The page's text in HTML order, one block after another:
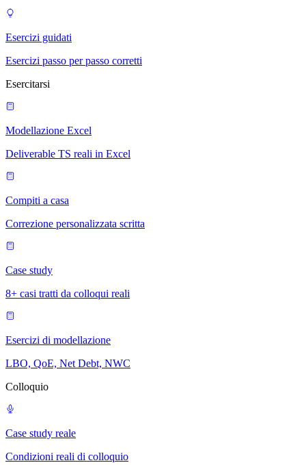
Esercizi guidati
Esercizi passo per passo corretti
Esercitarsi
Modellazione Excel
Deliverable TS reali in Excel
Compiti a casa
Correzione personalizzata scritta
Case study
8+ casi tratti da colloqui reali
Esercizi di modellazione
LBO, QoE, Net Debt, NWC
Colloquio
Case study reale
Condizioni reali di colloquio